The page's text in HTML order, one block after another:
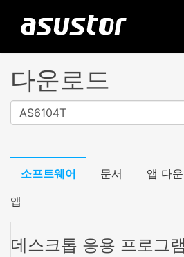
다운로드
AS6104T
소프트웨어 문서 앱 다
앱
데스크톱 응용 프로그